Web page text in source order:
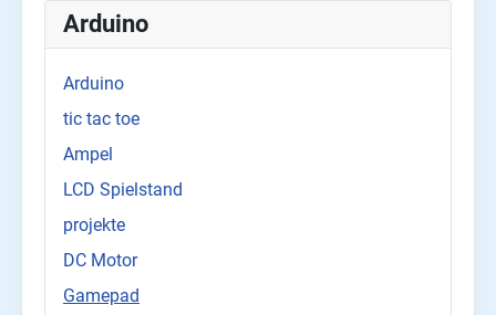
Arduino
Arduino
tic tac toe
Ampel
LCD Spielstand
projekte
DC Motor
Gamepad